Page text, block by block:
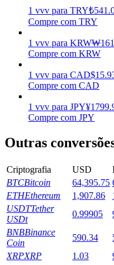
Estacamento
Altos retornos e acesso
Staking flexível para
1 vvv para TRY₺
Compre com TRY
1 vvv para KRW₩
Compre com KRW
1 vvv para CAD$
Compre com CAD
1 vvv para JPY¥
Compre com JPY
Outras
Criptografia USD
BTCBitcoin 64,395.75
ETHEthereum 1,907.86
USDTTether
USDt
0.99905
BNBBinance
Coin
590.34
XRPXRP 1.03